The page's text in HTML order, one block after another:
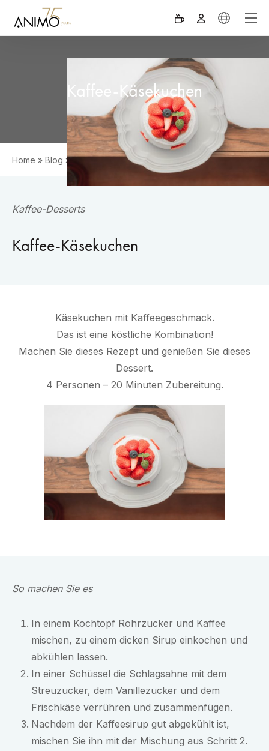
Kaffee-Käsekuchen
Home » Blog »Kaffee-Käsekuchen
Kaffee-Desserts
Kaffee-Käsekuchen
Käsekuchen mit Kaffeegeschmack.
Das ist eine köstliche Kombination!
Machen Sie dieses Rezept und genießen Sie dieses
Dessert.
4 Personen – 20 Minuten Zubereitung.
So machen Sie es
In einem Kochtopf Rohrzucker und Kaffee
mischen, zu einem dicken Sirup einkochen und
abkühlen lassen.
In einer Schüssel die Schlagsahne mit dem
Streuzucker, dem Vanillezucker und dem
Frischkäse verrühren und zusammenfügen.
Nachdem der Kaffeesirup gut abgekühlt ist,
mischen Sie ihn mit der Mischung aus Schritt 2.